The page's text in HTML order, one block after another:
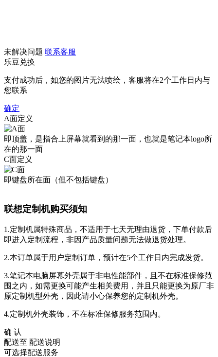
未解决问题 联系客服
乐豆兑换
支付成功后，如您的图片无法喷绘，客服将在2个工作日内与
您联系
确定
A面定义
即顶盖，是指合上屏幕就看到的那一面，也就是笔记本logo所
在的那一面
C面定义
即键盘所在面（但不包括键盘）
联想定制机购买须知
1.定制机属特殊商品，不适用于七天无理由退货，下单付款后
即进入定制流程，非因产品质量问题无法做退货处理。
2.本订单属于用户定制订单，预计在5个工作日内完成发货。
3.笔记本电脑屏幕外壳属于非电性能部件，且不在标准保修范
围之内，如需更换可能产生相关费用，并且只能更换为原厂非
原定制机型外壳，因此请小心保养您的定制机外壳。
4.定制机外壳装饰，不在标准保修服务范围内。
确 认
配送至 配送说明
可选择配送服务